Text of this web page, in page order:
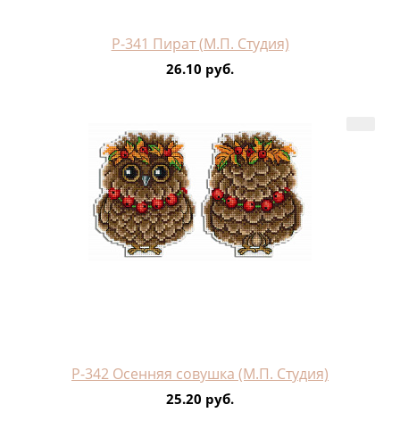
Р-341 Пират (М.П. Студия)
26.10 руб.
Р-342 Осенняя совушка (М.П. Студия)
25.20 руб.